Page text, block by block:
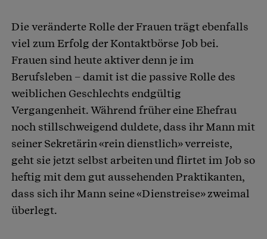
Die veränderte Rolle der Frauen trägt ebenfalls
viel zum Erfolg der Kontaktbörse Job bei.
Frauen sind heute aktiver denn je im
Berufsleben – damit ist die passive Rolle des
weiblichen Geschlechts endgültig
Vergangenheit. Während früher eine Ehefrau
noch stillschweigend duldete, dass ihr Mann mit
seiner Sekretärin «rein dienstlich» verreiste,
geht sie jetzt selbst arbeiten und flirtet im Job so
heftig mit dem gut aussehenden Praktikanten,
dass sich ihr Mann seine «Dienstreise» zweimal
überlegt.